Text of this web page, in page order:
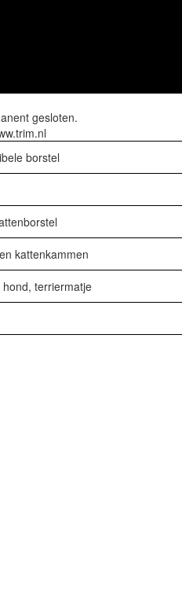
gesloten.
borstel
kattenkammen
terriermatje